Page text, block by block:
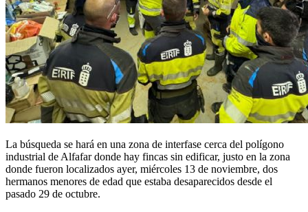
La búsqueda se hará en una zona de interfase cerca del polígono
industrial de Alfafar donde hay fincas sin edificar, justo en la zona
donde fueron localizados ayer, miércoles 13 de noviembre, dos
hermanos menores de edad que estaba desaparecidos desde el
pasado 29 de octubre.